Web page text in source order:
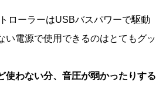
ローラーはUSBバスパワーで駆動
い電源で使用できるのはとてもグッ
使わない分、音圧が弱かったりする